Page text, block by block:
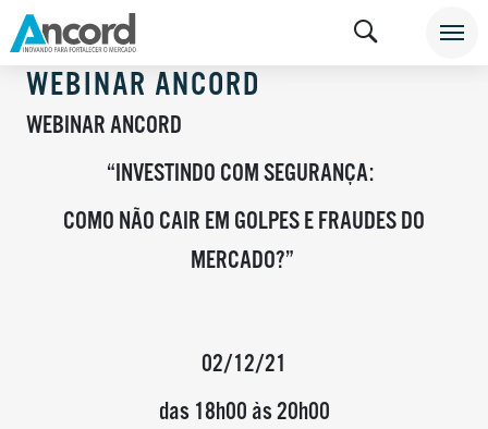
WEBINAR ANCORD
WEBINAR ANCORD
“INVESTINDO COM SEGURANÇA:
COMO NÃO CAIR EM GOLPES E FRAUDES DO
MERCADO?”
02/12/21
das 18h00 às 20h00